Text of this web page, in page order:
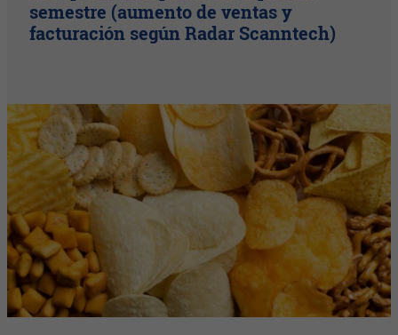
semestre (aumento de ventas y
facturación según Radar Scanntech)